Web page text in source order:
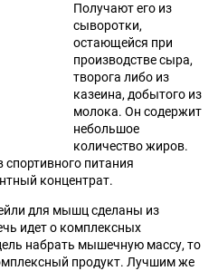
Получают его из
сыворотки,
остающейся при
производстве сыра,
творога либо из
казеина, добытого из
молока. Он содержит
небольшое
количество жиров.
питания
концентрат.
для мышц сделаны из
идет о комплексных
набрать мышечную массу, то
продукт. Лучшим же